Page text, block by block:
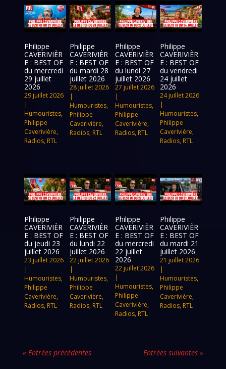
Philippe
CAVERIVIÈR
E : BEST OF
du mercredi
29 juillet
2026
29 juillet 2026
|
Humouristes,
Philippe
Caverivière,
Radios, RTL
Philippe
CAVERIVIÈR
E : BEST OF
du mardi 28
juillet 2026
28 juillet 2026
|
Humouristes,
Philippe
Caverivière,
Radios, RTL
Philippe
CAVERIVIÈR
E : BEST OF
du lundi 27
juillet 2026
27 juillet 2026
|
Humouristes,
Philippe
Caverivière,
Radios, RTL
Philippe
CAVERIVIÈR
E : BEST OF
du vendredi
24 juillet
2026
24 juillet 2026
|
Humouristes,
Philippe
Caverivière,
Radios, RTL
Philippe
CAVERIVIÈR
E : BEST OF
du jeudi 23
juillet 2026
23 juillet 2026
|
Humouristes,
Philippe
Caverivière,
Radios, RTL
Philippe
CAVERIVIÈR
E : BEST OF
du lundi 22
juillet 2026
22 juillet 2026
|
Humouristes,
Philippe
Caverivière,
Radios, RTL
Philippe
CAVERIVIÈR
E : BEST OF
du mercredi
22 juillet
2026
22 juillet 2026
|
Humouristes,
Philippe
Caverivière,
Radios, RTL
Philippe
CAVERIVIÈR
E : BEST OF
du mardi 21
juillet 2026
21 juillet 2026
|
Humouristes,
Philippe
Caverivière,
Radios, RTL
« Entrées précédentes Entrées suivantes »